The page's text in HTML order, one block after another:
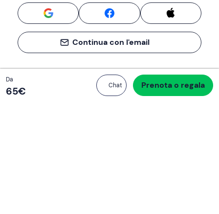
Totale
65 € Procedi all’acquisto
Da
65‎€ Prenota o regala
Chat
Continua con l'email